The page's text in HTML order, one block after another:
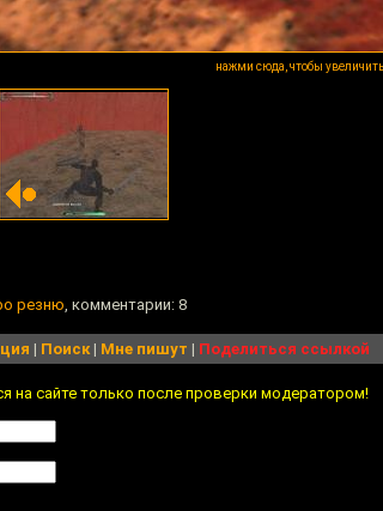
нажми сюда, чтобы
резню, комментарии: 8
| Поиск| Мне пишут | Поделиться ссылкой
на сайте только после проверки модератором!